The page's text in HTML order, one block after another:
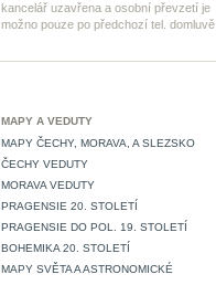
kancelář uzavřena a osobní převzetí je
možno pouze po předchozí tel. domluvě
MAPY A VEDUTY
MAPY ČECHY, MORAVA, A SLEZSKO
ČECHY VEDUTY
MORAVA VEDUTY
PRAGENSIE 20. STOLETÍ
PRAGENSIE DO POL. 19. STOLETÍ
BOHEMIKA 20. STOLETÍ
MAPY SVĚTA A ASTRONOMICKÉ